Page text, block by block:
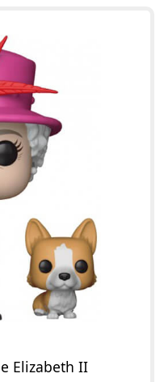
Elizabeth II